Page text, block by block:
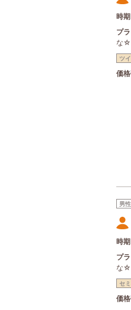
時期
プ
な☆
ツ
価
男
時期
プ
な☆
セ
価